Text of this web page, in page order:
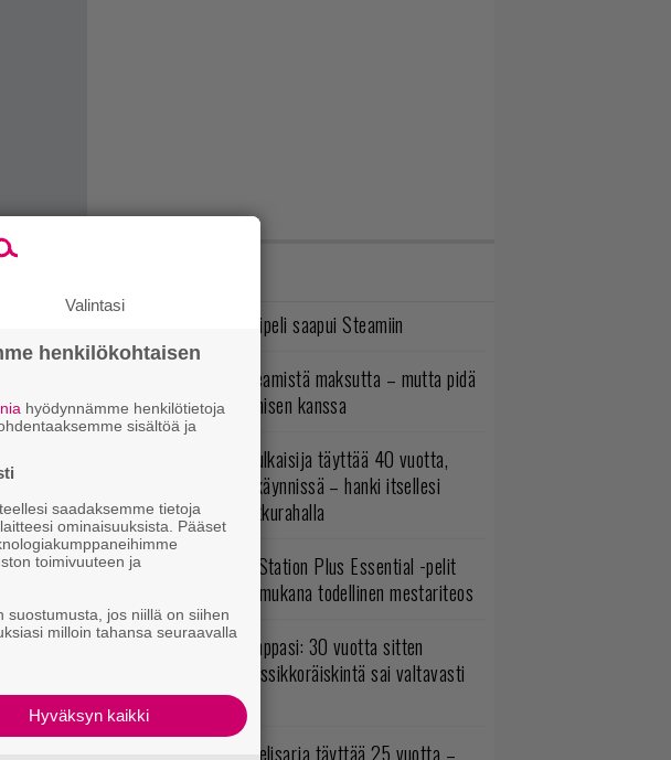
Ubisoftin hittipeli saapui Steamiin
Loistopeli Steamistä maksutta – mutta pidä
kiirettä lataamisen kanssa
Rakastettu julkaisija täyttää 40 vuotta,
valtavat alet käynnissä – hanki itsellesi
klassikoita pikkurahalla
Elokuun PlayStation Plus Essential -pelit
ilmestyivät – mukana todellinen mestariteos
No johan pomppasi: 30 vuotta sitten
ilmestynyt klassikkoräiskintä sai valtavasti
lisää sisältöä
Rakastettu pelisarja täyttää 25 vuotta –
Valintasi
henkilökohtaisen
hyödynnämme henkilötietoja
sisältöä ja
saadaksemme tietoja
ominaisuuksista. Pääset
toimivuuteen ja
suostumusta, jos niillä on siihen
milloin tahansa seuraavalla
Hyväksyn kaikki